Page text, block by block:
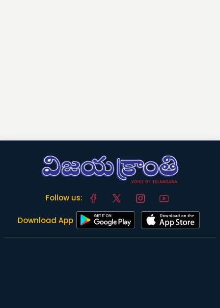
Follow us:
Download App